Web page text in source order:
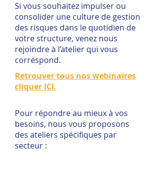
Si vous souhaitez impulser ou
consolider une culture de gestion
des risques dans le quotidien de
votre structure, venez nous
rejoindre à l’atelier qui vous
correspond.
Retrouver tous nos webinaires
cliquer ICI.
Pour répondre au mieux à vos
besoins, nous vous proposons
des ateliers spécifiques par
secteur :